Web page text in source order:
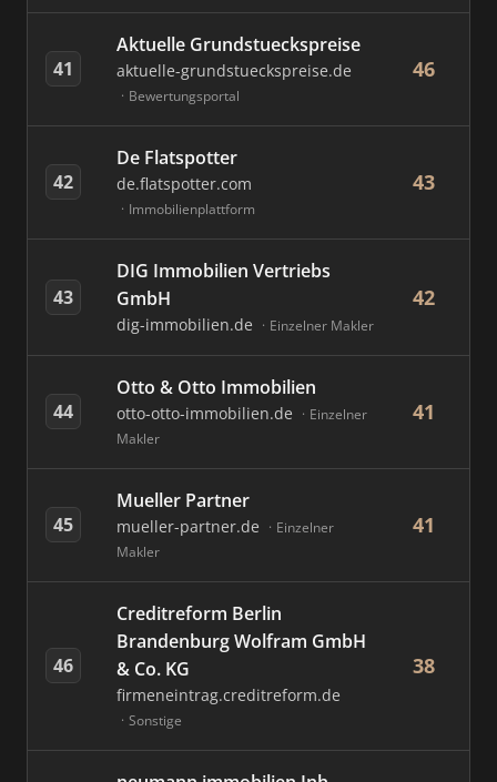
41
Aktuelle Grundstueckspreise
aktuelle-grundstueckspreise.de
Bewertungsportal
46
42
De Flatspotter
de.flatspotter.com
Immobilienplattform
43
43
DIG Immobilien Vertriebs
GmbH
dig-immobilien.de Einzelner Makler
42
44
Otto & Otto Immobilien
otto-otto-immobilien.de
Einzelner
Makler
41
45
Mueller Partner
mueller-partner.de
Einzelner
Makler
41
46
Creditreform Berlin
Brandenburg Wolfram GmbH
& Co. KG
firmeneintrag.creditreform.de
Sonstige
38